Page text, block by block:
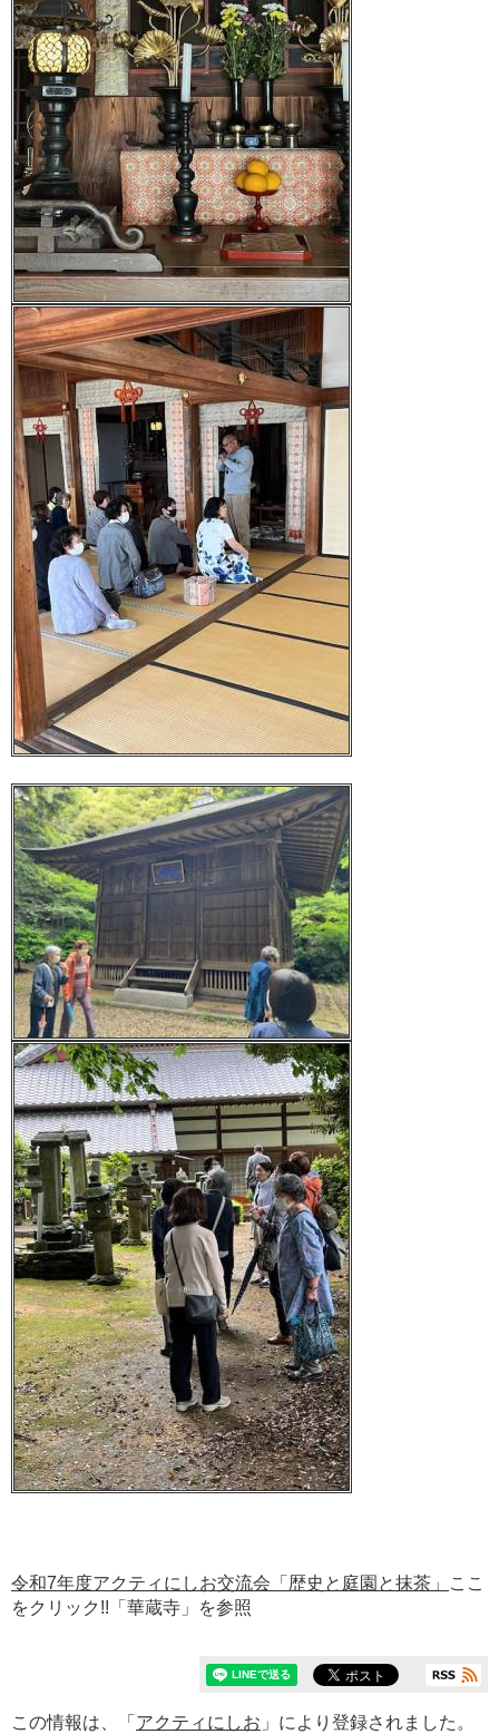
令和7年度アクティにしお交流会「歴史と庭園と抹茶」
ここ
をクリック!!「華蔵寺」を参照
この情報は、「 アクティにしお 」により登録されました。